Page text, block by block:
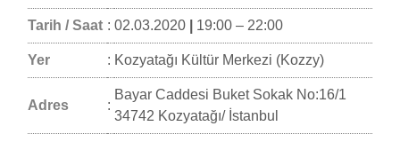
Tarih / Saat : 02.03.2020 19:00 – 22:00
Yer : Kozyatağı Kültür Merkezi (Kozzy)
Adres :
Bayar Caddesi Buket Sokak No:16/1
34742 Kozyatağı/ İstanbul